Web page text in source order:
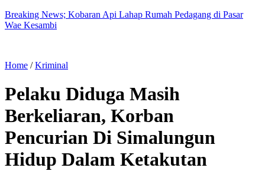
Breaking News; Kobaran Api Lahap Rumah Pedagang di Pasar
Wae Kesambi
Home /Kriminal
Pelaku Diduga Masih
Berkeliaran, Korban
Pencurian Di Simalungun
Hidup Dalam Ketakutan